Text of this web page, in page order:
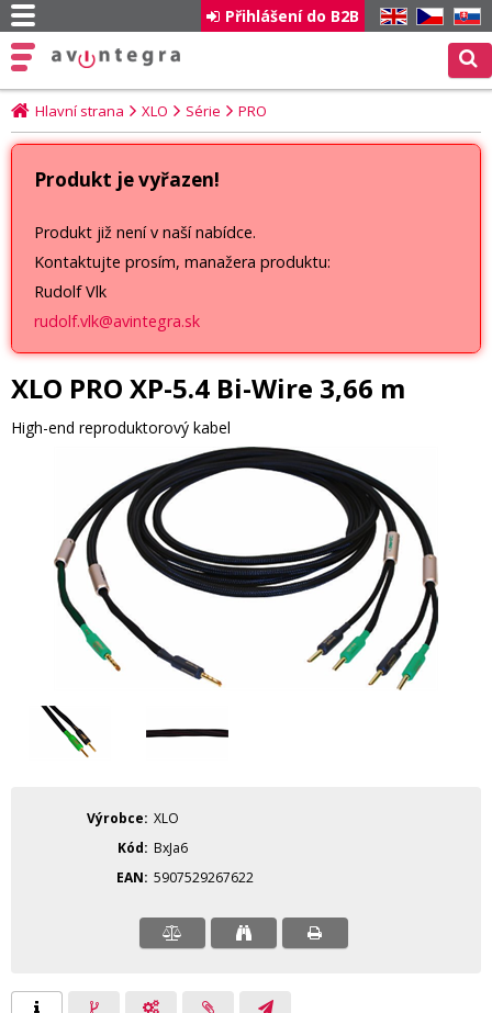
EN CZ SK
Přihlášení do B2B
Hlavní strana XLO Série PRO
Produkt je vyřazen!
Produkt již není v naší nabídce.
Kontaktujte prosím, manažera produktu:
Rudolf Vlk
rudolf.vlk@avintegra.sk
XLO PRO XP-5.4 Bi-Wire 3,66 m
High-end reproduktorový kabel
Výrobce XLO
Kód
BxJa6
EAN 5907529267622